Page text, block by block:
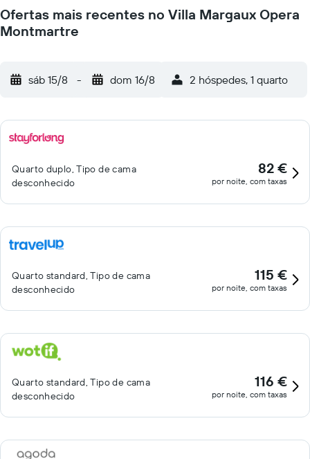
com o seu terminal Eurostar, e a Gare Saint-Lazare são
facilmente e rapidamente acessíveis a partir do Margaux Opéra
Ofertas mais recentes no Villa Margaux Opera
Montmartre
sáb 15/8 - dom 16/8 2 hóspedes, 1 quarto
Quarto duplo, Tipo de cama
desconhecido
82 €
por noite, com taxas
Quarto standard, Tipo de cama
desconhecido
115 €
por noite, com taxas
Quarto standard, Tipo de cama
desconhecido
116 €
por noite, com taxas